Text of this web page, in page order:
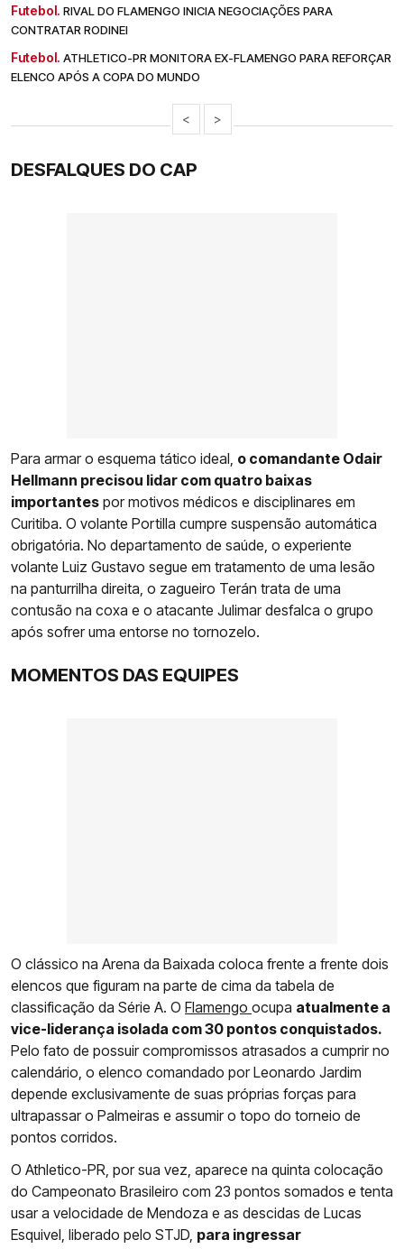
Futebol. RIVAL DO FLAMENGO INICIA NEGOCIAÇÕES PARA
CONTRATAR RODINEI
Futebol. ATHLETICO-PR MONITORA EX-FLAMENGO PARA REFORÇAR
ELENCO APÓS A COPA DO MUNDO
< >
DESFALQUES DO CAP
Para armar o esquema tático ideal, o comandante Odair
Hellmann precisou lidar com quatro baixas
importantes por motivos médicos e disciplinares em
Curitiba. O volante Portilla cumpre suspensão automática
obrigatória. No departamento de saúde, o experiente
volante Luiz Gustavo segue em tratamento de uma lesão
na panturrilha direita, o zagueiro Terán trata de uma
contusão na coxa e o atacante Julimar desfalca o grupo
após sofrer uma entorse no tornozelo.
MOMENTOS DAS EQUIPES
O clássico na Arena da Baixada coloca frente a frente dois
elencos que figuram na parte de cima da tabela de
classificação da Série A. O Flamengo ocupa atualmente a
vice-liderança isolada com 30 pontos conquistados.
Pelo fato de possuir compromissos atrasados a cumprir no
calendário, o elenco comandado por Leonardo Jardim
depende exclusivamente de suas próprias forças para
ultrapassar o Palmeiras e assumir o topo do torneio de
pontos corridos.
O Athletico-PR, por sua vez, aparece na quinta colocação
do Campeonato Brasileiro com 23 pontos somados e tenta
usar a velocidade de Mendoza e as descidas de Lucas
Esquivel, liberado pelo STJD, para ingressar